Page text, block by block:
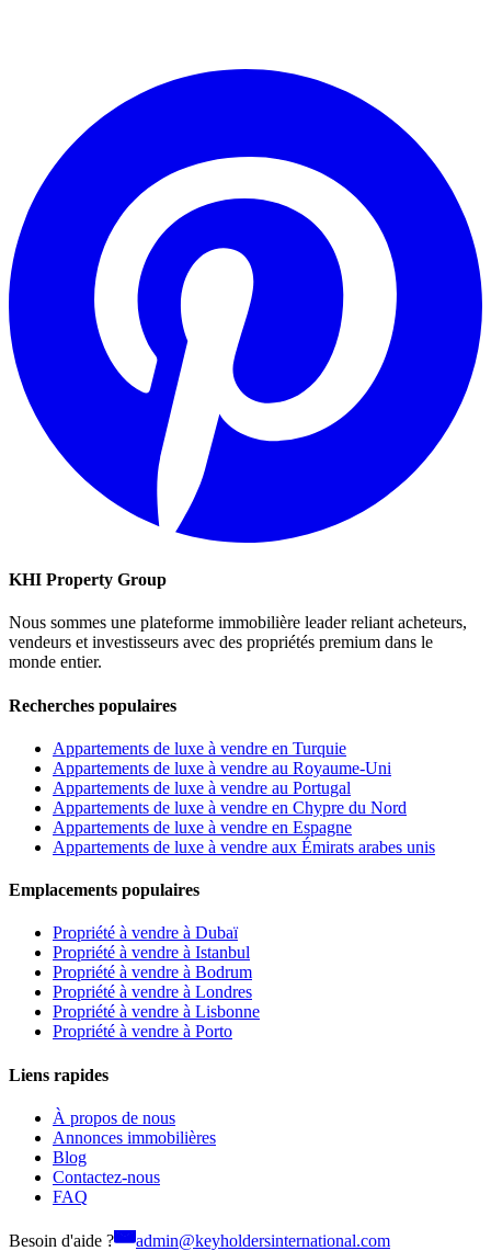
KHI Property Group
Nous sommes une plateforme immobilière leader reliant acheteurs,
vendeurs et investisseurs avec des propriétés premium dans le
monde entier.
Recherches populaires
Appartements de luxe à vendre en Turquie
Appartements de luxe à vendre au Royaume-Uni
Appartements de luxe à vendre au Portugal
Appartements de luxe à vendre en Chypre du Nord
Appartements de luxe à vendre en Espagne
Appartements de luxe à vendre aux Émirats arabes unis
Emplacements populaires
Propriété à vendre à Dubaï
Propriété à vendre à Istanbul
Propriété à vendre à Bodrum
Propriété à vendre à Londres
Propriété à vendre à Lisbonne
Propriété à vendre à Porto
Liens rapides
À propos de nous
Annonces immobilières
Blog
Contactez-nous
FAQ
Besoin d'aide ?
admin@keyholdersinternational.com